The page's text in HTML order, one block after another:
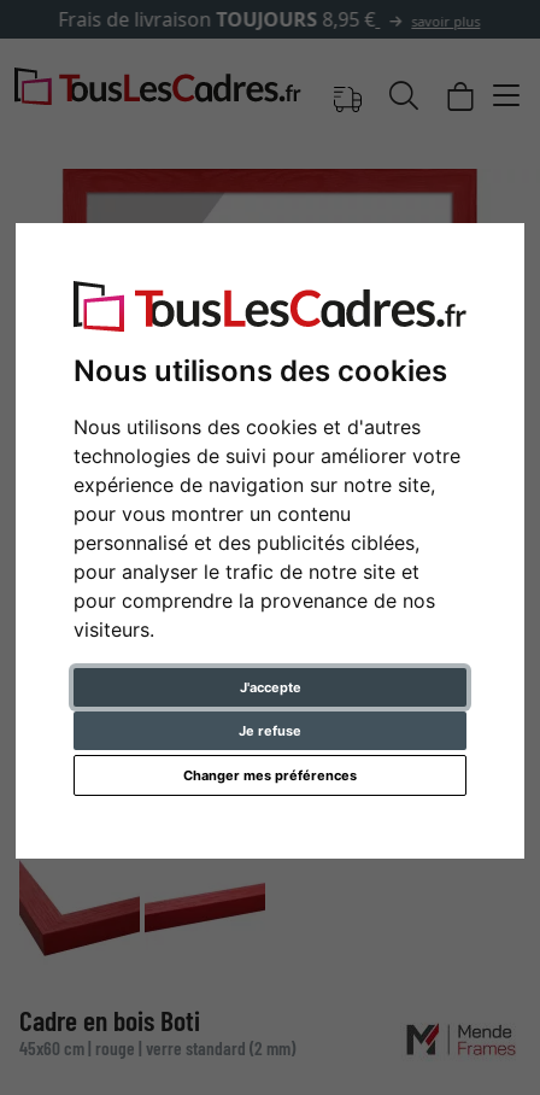
Nous utilisons des cookies
Nous utilisons des cookies et d'autres
technologies de suivi pour améliorer votre
expérience de navigation sur notre site,
pour vous montrer un contenu
personnalisé et des publicités ciblées,
pour analyser le trafic de notre site et
pour comprendre la provenance de nos
visiteurs.
J'accepte
Je refuse
Changer mes préférences
✓500 000 articles au choix
Retour
Cadre en bois Boti
45x60 cm | rouge | verre standard (2 mm)